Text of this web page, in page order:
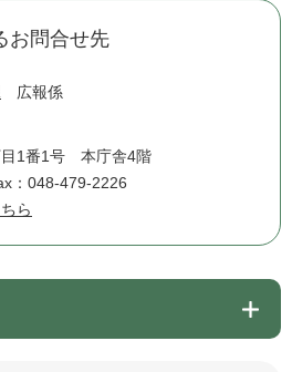
お問合せ先
広報係
目1番1号 本庁舎4階
：048-479-2226
ら